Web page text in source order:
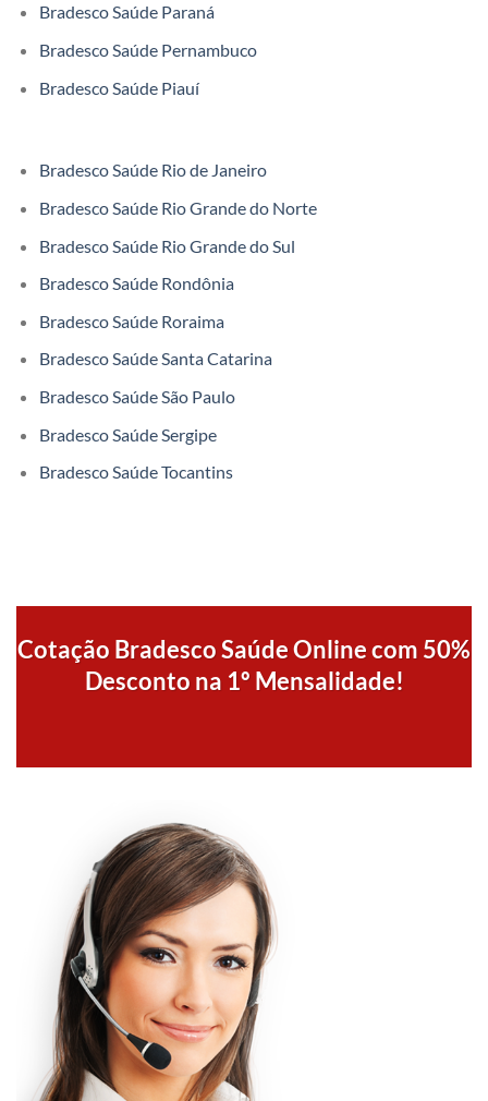
Bradesco Saúde Paraná
Bradesco Saúde Pernambuco
Bradesco Saúde Piauí
Bradesco Saúde Rio de Janeiro
Bradesco Saúde Rio Grande do Norte
Bradesco Saúde Rio Grande do Sul
Bradesco Saúde Rondônia
Bradesco Saúde Roraima
Bradesco Saúde Santa Catarina
Bradesco Saúde São Paulo
Bradesco Saúde Sergipe
Bradesco Saúde Tocantins
Cotação Bradesco Saúde Online com 50%
Desconto na 1º Mensalidade!